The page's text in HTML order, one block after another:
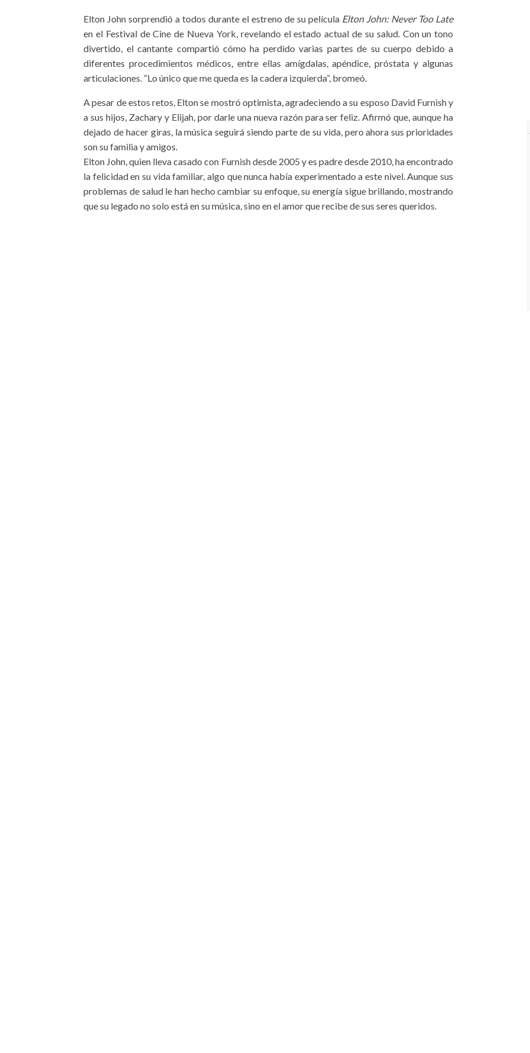
Elton John sorprendió a todos durante el estreno de su película Elton John: Never Too Late
en el Festival de Cine de Nueva York, revelando el estado actual de su salud. Con un tono
divertido, el cantante compartió cómo ha perdido varias partes de su cuerpo debido a
diferentes procedimientos médicos, entre ellas amígdalas, apéndice, próstata y algunas
articulaciones. “Lo único que me queda es la cadera izquierda”, bromeó.
A pesar de estos retos, Elton se mostró optimista, agradeciendo a su esposo David Furnish y
a sus hijos, Zachary y Elijah, por darle una nueva razón para ser feliz. Afirmó que, aunque ha
dejado de hacer giras, la música seguirá siendo parte de su vida, pero ahora sus prioridades
son su familia y amigos.
Elton John, quien lleva casado con Furnish desde 2005 y es padre desde 2010, ha encontrado
la felicidad en su vida familiar, algo que nunca había experimentado a este nivel. Aunque sus
problemas de salud le han hecho cambiar su enfoque, su energía sigue brillando, mostrando
que su legado no solo está en su música, sino en el amor que recibe de sus seres queridos.